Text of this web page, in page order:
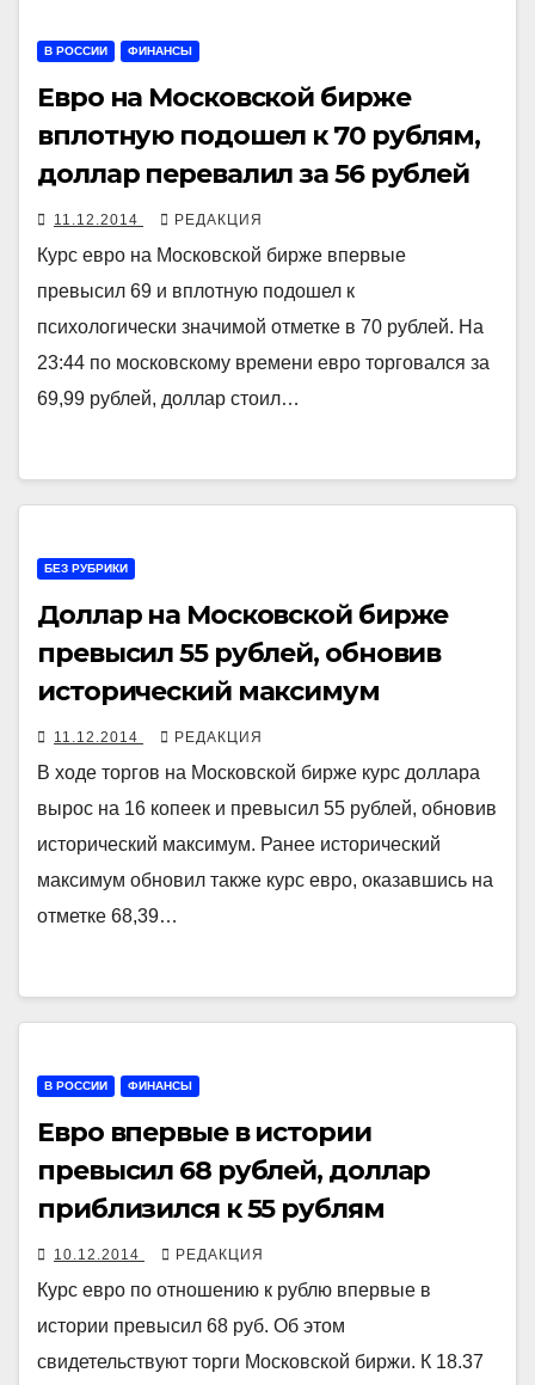
В РОССИИ ФИНАНСЫ
Евро на Московской бирже
вплотную подошел к 70 рублям,
доллар перевалил за 56 рублей
11.12.2014 РЕДАКЦИЯ
Курс евро на Московской бирже впервые
превысил 69 и вплотную подошел к
психологически значимой отметке в 70 рублей. На
23:44 по московскому времени евро торговался за
69,99 рублей, доллар стоил…
БЕЗ РУБРИКИ
Доллар на Московской бирже
превысил 55 рублей, обновив
исторический максимум
11.12.2014 РЕДАКЦИЯ
В ходе торгов на Московской бирже курс доллара
вырос на 16 копеек и превысил 55 рублей, обновив
исторический максимум. Ранее исторический
максимум обновил также курс евро, оказавшись на
отметке 68,39…
В РОССИИ ФИНАНСЫ
Евро впервые в истории
превысил 68 рублей, доллар
приблизился к 55 рублям
10.12.2014 РЕДАКЦИЯ
Курс евро по отношению к рублю впервые в
истории превысил 68 руб. Об этом
свидетельствуют торги Московской биржи. К 18.37